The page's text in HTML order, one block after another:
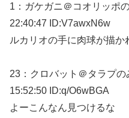
1： ガケガニ＠コオリッポ
22:40:47 ID:V7awxN6w
ルカリオの手に肉球が描か
23： クロバット＠タラプの
15:52:50 ID:q/O6wBGA
よーこんなん見つけるな